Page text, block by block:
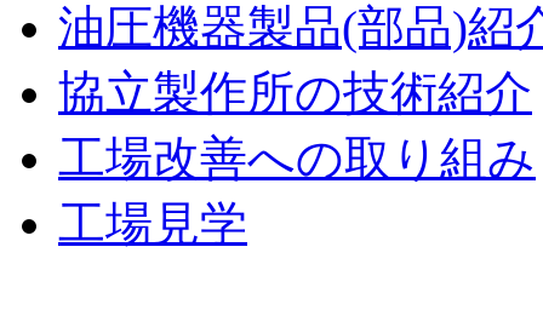
油圧機器製品(部品)紹
協立製作所の技術紹介
工場改善への取り組み
工場見学